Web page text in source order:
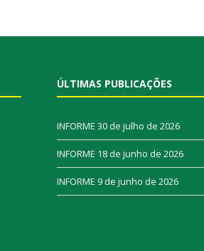
ÚLTIMAS PUBLICAÇÕES
INFORME 30 de julho de 2026
INFORME 18 de junho de 2026
INFORME 9 de junho de 2026